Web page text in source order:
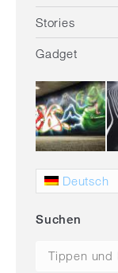
Stories
Gadget
Deutsch
Suchen